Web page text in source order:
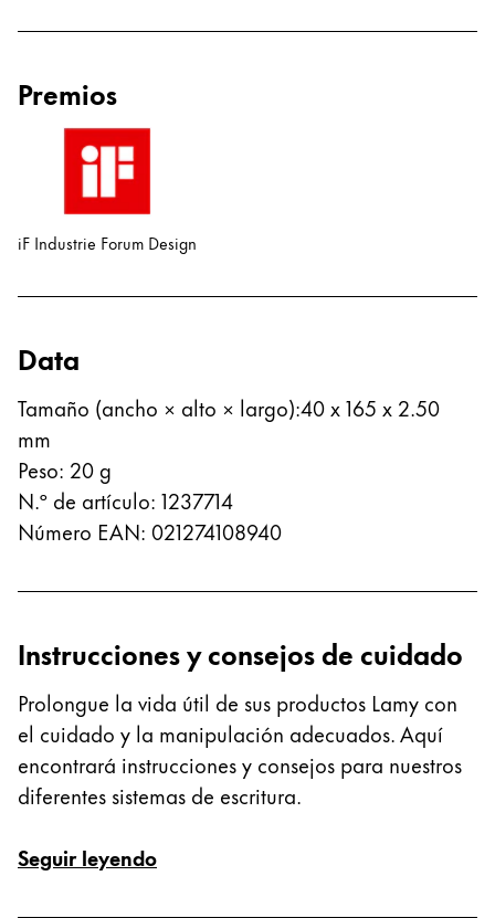
Philippines
Singapore
English
中文
Thailand
Tiếng Việt
Cambodia
English
Malaysia
English
Esta región contiene una lista de países con los
Oceanía
Premios
iF Industrie Forum Design
Data
Tamaño (ancho × alto × largo):40 x 165 x 2.50
mm
Peso: 20g
N.º de artículo: 1237714
Número EAN: 021274108940
Instrucciones y consejos de cuidado
Prolongue la vida útil de sus productos Lamy con
el cuidado y la manipulación adecuados. Aquí
encontrará instrucciones y consejos para nuestros
diferentes sistemas de escritura.
Seguir leyendo